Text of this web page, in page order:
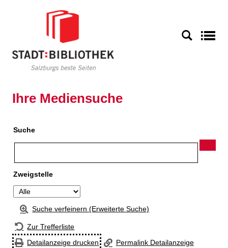
Ihre Mediensuche
Suche
Zweigstelle
Suche verfeinern (Erweiterte Suche)
Zur Trefferliste
Detailanzeige drucken
Permalink Detailanzeige